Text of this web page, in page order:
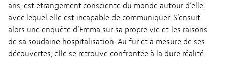
ans, est étrangement consciente du monde autour d’elle,
avec lequel elle est incapable de communiquer. S’ensuit
alors une enquête d’Emma sur sa propre vie et les raisons
de sa soudaine hospitalisation. Au fur et à mesure de ses
découvertes, elle se retrouve confrontée à la dure réalité.